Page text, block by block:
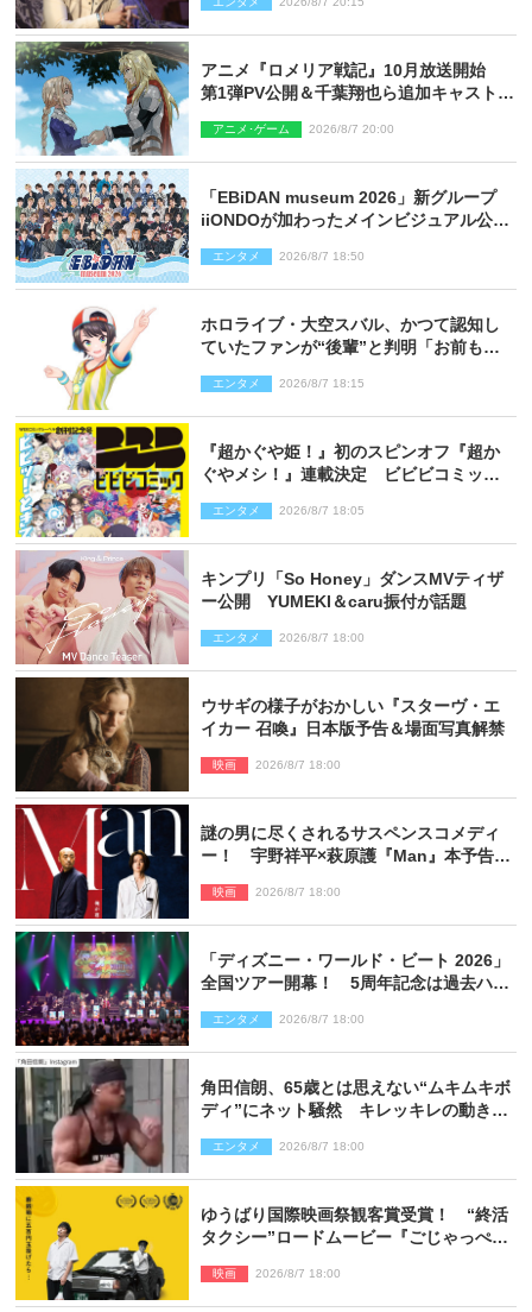
アニメ『ロメリア戦記』10月放送開始
第1弾PV公開＆千葉翔也ら追加キャスト4
アニメ･ゲーム 2026/8/7 20:00
「EBiDAN museum 2026」新グループ
iiONDOが加わったメインビジュアル公
エンタメ 2026/8/7 18:50
ホロライブ・大空スバル、かつて認知し
ていたファンが“後輩”と判明「お前もし
エンタメ 2026/8/7 18:15
『超かぐや姫！』初のスピンオフ『超か
ぐやメシ！』連載決定 ビビビコミック
エンタメ 2026/8/7 18:05
キンプリ「So Honey」ダンスMVティザ
ー公開 YUMEKI＆caru振付が話題
エンタメ 2026/8/7 18:00
ウサギの様子がおかしい『スターヴ・エ
イカー 召喚』日本版予告＆場面写真解禁
映画 2026/8/7 18:00
謎の男に尽くされるサスペンスコメディ
ー！ 宇野祥平×萩原護『Man』本予告＆
映画 2026/8/7 18:00
「ディズニー・ワールド・ビート 2026」
全国ツアー開幕！ 5周年記念は過去ハイ
ポート】
エンタメ 2026/8/7 18:00
角田信朗、65歳とは思えない“ムキムキボ
ディ”にネット騒然 キレッキレの動きを
エンタメ 2026/8/7 18:00
ゆうばり国際映画祭観客賞受賞！ “終活
タクシー”ロードムービー『ごじゃっぺタ
映画 2026/8/7 18:00